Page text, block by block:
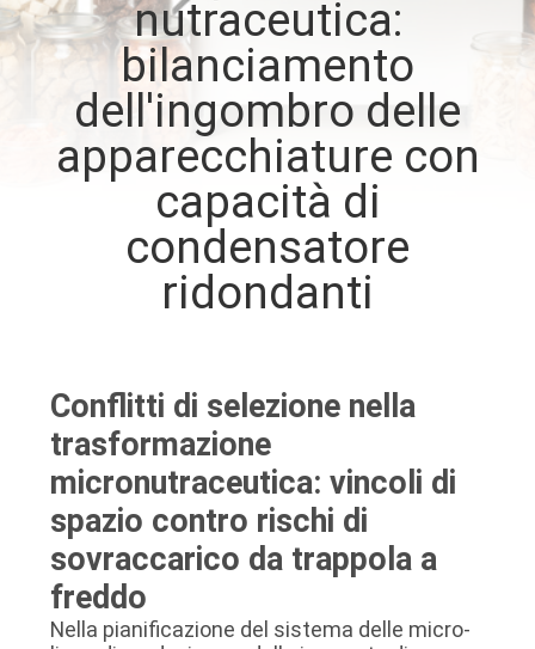
FABBRICA
CONTROLLO
QUALITÀ
CONTATTICI
CITAZIONE
MAPPA
DEL
SITO
nutraceutica:
bilanciamento
dell'ingombro delle
apparecchiature con
capacità di
condensatore
ridondanti
Conflitti di selezione nella
trasformazione
micronutraceutica: vincoli di
spazio contro rischi di
sovraccarico da trappola a
freddo
Nella pianificazione del sistema delle micro-